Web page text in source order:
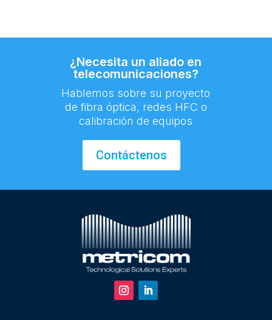
¿Necesita un aliado en
telecomunicaciones?
Hablemos sobre su proyecto
de fibra óptica, redes HFC o
calibración de equipos
Contáctenos